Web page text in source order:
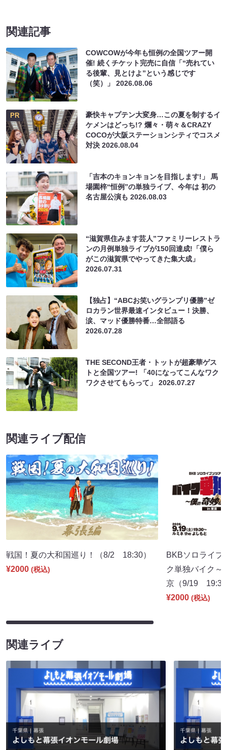
関連記事
COWCOWが今年も恒例の全国ツアー開
催! 続くチケット完売に自信「“売れてい
る後輩、見とけよ”という感じです
（笑）」2026.08.06
PR
豪快キャプテン大変身…この夏を制するイ
ケメンはどっち!? 爛々・萌々＆CRAZY
COCOが大阪ステーションシティでコスメ
対決2026.08.04
「吉本のキョンキョンを目指します!」 馬
場園梓“恒例”の単独ライブ、今年は 初の
名古屋公演も2026.08.03
“滋賀県住みます芸人”ファミリーレストラ
ンの月例単独ライブが150回達成!「僕ら
がこの滋賀県でやってきた集大成」
2026.07.31
【独占】“ABCお笑いグランプリ優勝”ゼ
ロカラン世界最速インタビュー！決勝、
涙、マッド優勝特番…全部語る
2026.07.28
THE SECOND王者・トットが超豪華ゲス
トと全国ツアー! 「40になってこんなワク
ワクさせてもらって」2026.07.27
関連ライブ配信
戦国！夏の大和国巡り！（8/2 18:30）
¥2000 (税込)
BKBソロライ
ク単独バイク～
京（9/19
¥2000 (税込)
関連ライブ